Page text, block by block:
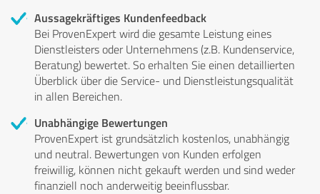
Aussagekräftiges Kundenfeedback
Bei ProvenExpert wird die gesamte Leistung eines
Dienstleisters oder Unternehmens (z.B. Kundenservice,
Beratung) bewertet. So erhalten Sie einen detaillierten
Überblick über die Service- und Dienstleistungsqualität
in allen Bereichen.
Unabhängige Bewertungen
ProvenExpert ist grundsätzlich kostenlos, unabhängig
und neutral. Bewertungen von Kunden erfolgen
freiwillig, können nicht gekauft werden und sind weder
finanziell noch anderweitig beeinflussbar.